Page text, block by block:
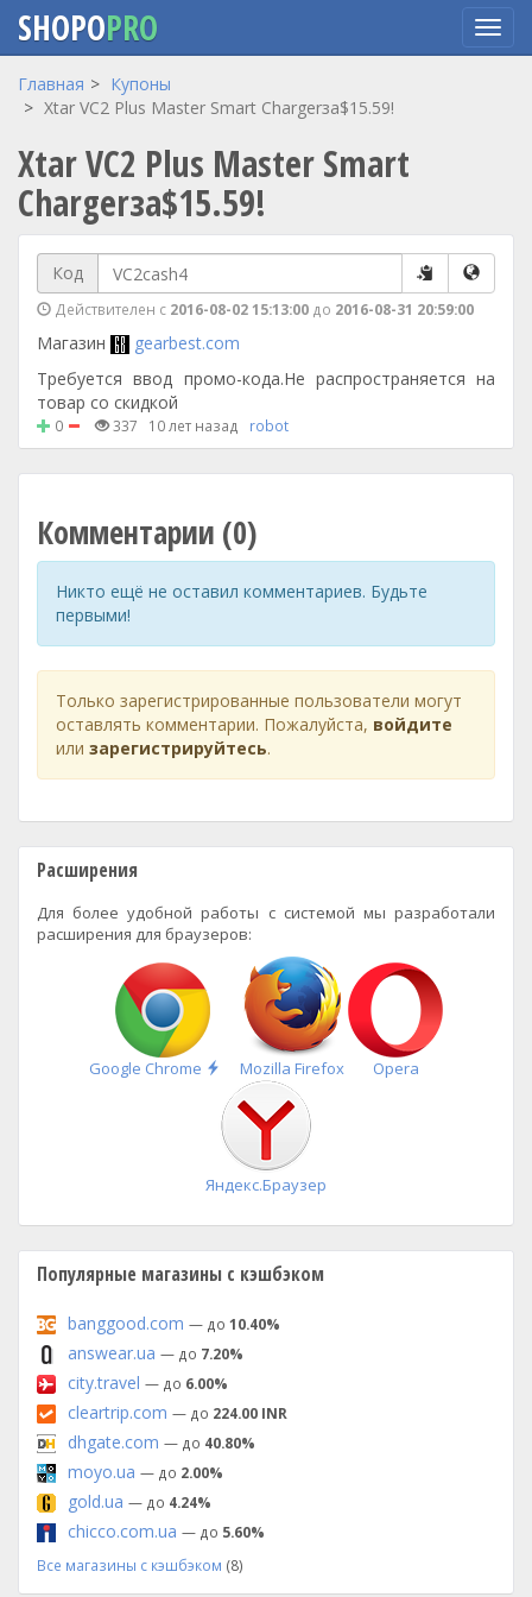
Перейти
содержанию
SHOPOPRO
Главная
Купоны
Xtar VC2 Plus Master Smart Chargerза$15.59!
Xtar VC2 Plus Master Smart
Chargerза$15.59!
Код
Действителен с 2016-08-02 15:13:00 до 2016-08-31 20:59:00
Магазин
gearbest.com
Требуется ввод промо-кода.Не распространяется на
товар со скидкой
0 337 10 лет назад robot
Комментарии (0)
Никто ещё не оставил комментариев. Будьте
первыми!
Только зарегистрированные пользователи могут
оставлять комментарии. Пожалуйста, войдите
или зарегистрируйтесь.
Расширения
Для более удобной работы с системой мы разработали
расширения для браузеров:
Google Chrome
Быстрая
установка
Mozilla Firefox Opera
Яндекс.Браузер
Популярные магазины с кэшбэком
banggood.com — до 10.40%
answear.ua — до 7.20%
city.travel — до 6.00%
cleartrip.com — до 224.00 INR
dhgate.com — до 40.80%
moyo.ua — до 2.00%
gold.ua — до 4.24%
chicco.com.ua — до 5.60%
Все магазины с кэшбэком (8)